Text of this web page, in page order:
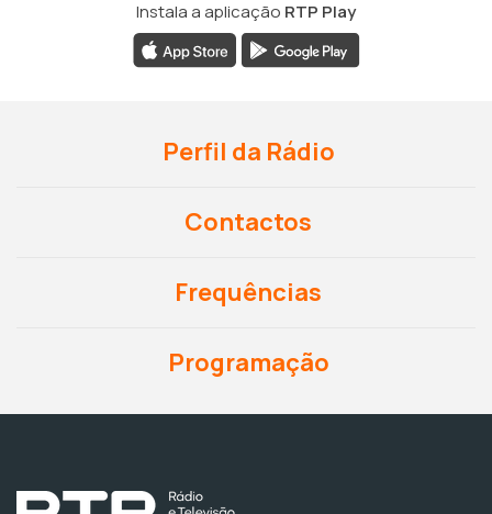
Instala a aplicação RTP Play
Perfil da Rádio
Contactos
Frequências
Programação